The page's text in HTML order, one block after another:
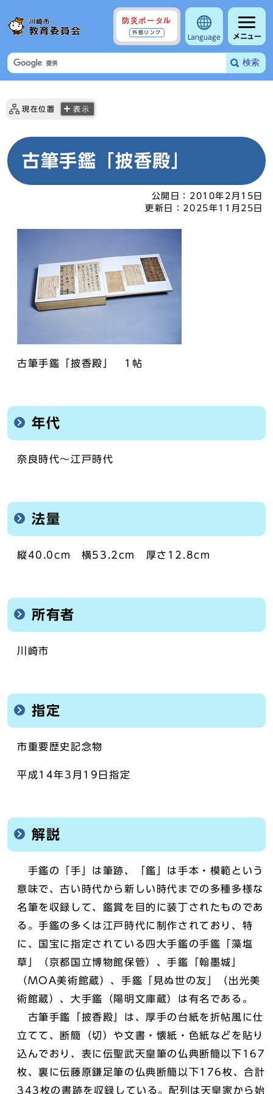
防災ポータル
外部リンク
Language メニュー
検索
現在位置 表示
古筆手鑑「披香殿」
公開日： 2010年2月15日
更新日： 2025年11月25日
古筆手鑑「披香殿」 1帖
年代
奈良時代～江戸時代
法量
縦40.0cm 横53.2cm 厚さ12.8cm
所有者
川崎市
指定
市重要歴史記念物
平成14年3月19日指定
解説
手鑑の「手」は筆跡、「鑑」は手本・模範という
意味で、古い時代から新しい時代までの多種多様な
名筆を収録して、鑑賞を目的に装丁されたものであ
る。手鑑の多くは江戸時代に制作されており、特
に、国宝に指定されている四大手鑑の手鑑「藻塩
草」（京都国立博物館保管）、手鑑「翰墨城」
（MOA美術館蔵）、手鑑「見ぬ世の友」（出光美
術館蔵）、大手鑑（陽明文庫蔵）は有名である。
古筆手鑑「披香殿」は、厚手の台紙を折帖風に仕
立てて、断簡（切）や文書・懐紙・色紙などを貼り
込んでおり、表に伝聖武天皇筆の仏典断簡以下167
枚、裏に伝藤原鎌足筆の仏典断簡以下176枚、合計
343枚の書跡を収録している。配列は天皇家から始